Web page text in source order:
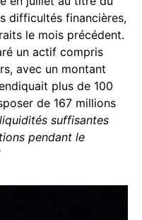
difficultés financières,
le mois précédent.
un actif compris
avec un montant
plus de 100
de 167 millions
suffisantes
pendant le